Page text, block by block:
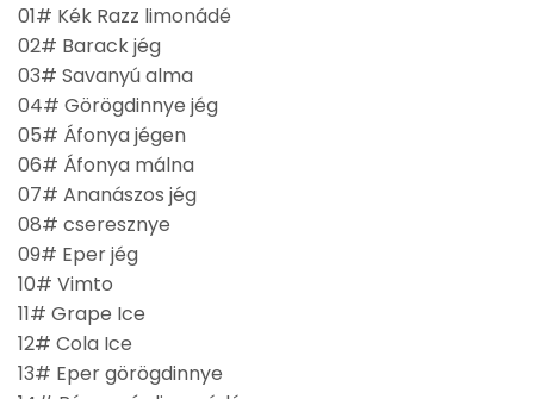
01# Kék Razz limonádé
02# Barack jég
03# Savanyú alma
04# Görögdinnye jég
05# Áfonya jégen
06# Áfonya málna
07# Ananászos jég
08# cseresznye
09# Eper jég
10# Vimto
11# Grape Ice
12# Cola Ice
13# Eper görögdinnye